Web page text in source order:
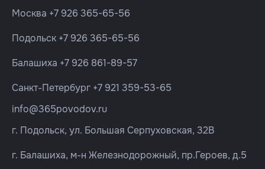
Москва +7 926 365-65-56
Подольск +7 926 365-65-56
Балашиха +7 926 861-89-57
Санкт-Петербург +7 921 359-53-65
info@365povodov.ru
г. Подольск, ул. Большая Серпуховская, 32В
г. Балашиха, м-н Железнодорожный, пр.Героев, д.5